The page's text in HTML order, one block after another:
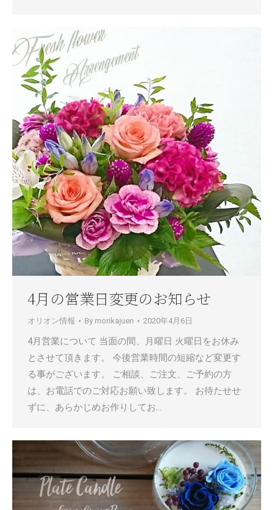
4月の営業日変更のお知らせ
オリオン情報 By morikajuen 2020年4月6日
4月営業について 当面の間、月曜日 火曜日をお休み
とさせて頂きます。 今後営業時間の短縮など変更す
る事がございます。 ご相談、ご注文、ご予約の方
は、お電話でのご対応お願い致します。 お待たせせ
ずに、あらかじめお作りしてお…